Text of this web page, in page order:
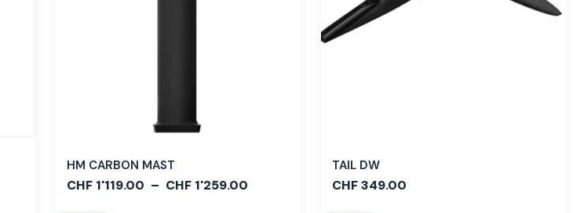
HM CARBON MAST
CHF 1'119.00 – CHF 1'259.00
TAIL DW
CHF349.00